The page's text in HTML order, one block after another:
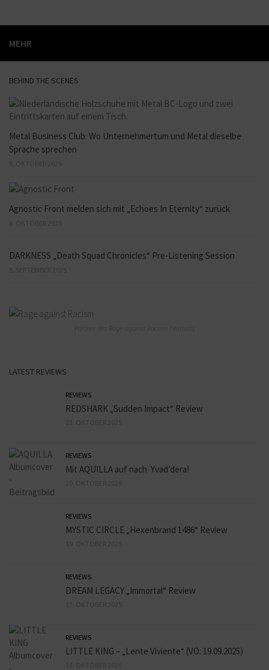
MEHR
BEHIND THE SCENES
Metal Business Club: Wo Unternehmertum und Metal dieselbe
Sprache sprechen
Agnostic Front melden sich mit „Echoes In Eternity“ zurück
DARKNESS „Death Squad Chronicles“ Pre-Listening Session
LATEST REVIEWS
REVIEWS
REDSHARK „Sudden Impact“ Review
REVIEWS
Mit AQUILLA auf nach Yvad’dera!
REVIEWS
MYSTIC CIRCLE „Hexenbrand 1486“ Review
REVIEWS
DREAM LEGACY „Immortal“ Review
REVIEWS
LITTLE KING – „Lente Viviente“ (VÖ: 19.09.2025)